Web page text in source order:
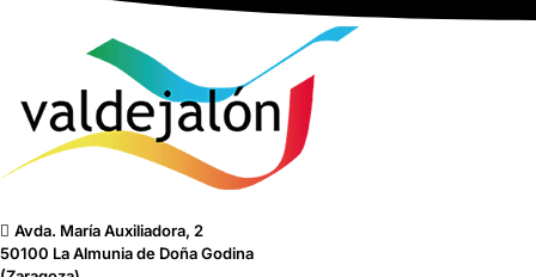
Avda. María Auxiliadora, 2
50100 La Almunia de Doña Godina